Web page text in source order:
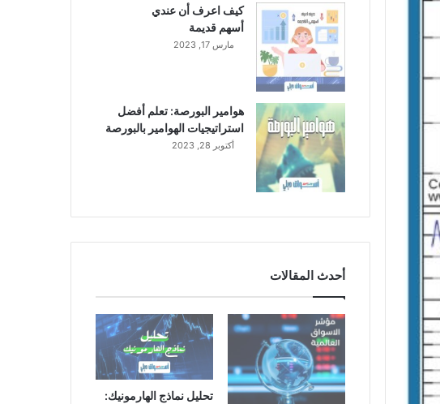
كيف اعرف أن عندي
أسهم قديمة
مارس 17, 2023
هوامير البورصة: تعلم أفضل
استراتيجيات الهوامير بالبورصة
أكتوبر 28, 2023
أحدث المقالات
تحليل نماذج الهارمونيك: